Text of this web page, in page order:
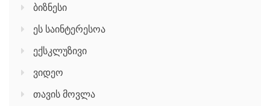
ბიზნესი
ეს საინტერესოა
ექსკლუზივი
ვიდეო
თავის მოვლა